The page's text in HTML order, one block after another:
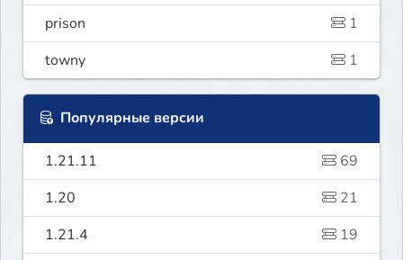
prison
1
towny
1
Популярные версии
1.21.11
69
1.20
21
1.21.4
19